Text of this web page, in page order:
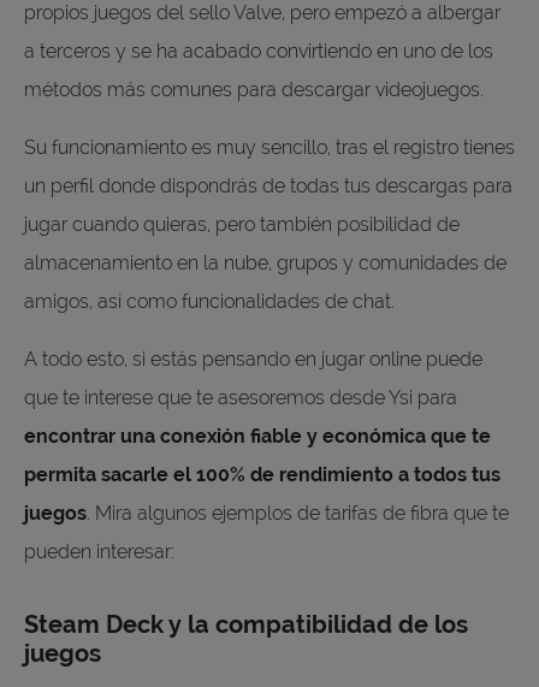
propios juegos del sello Valve, pero empezó a albergar
a terceros y se ha acabado convirtiendo en uno de los
métodos más comunes para descargar videojuegos.
Su funcionamiento es muy sencillo, tras el registro tienes
un perfil donde dispondrás de todas tus descargas para
jugar cuando quieras, pero también posibilidad de
almacenamiento en la nube, grupos y comunidades de
amigos, así como funcionalidades de chat.
A todo esto, si estás pensando en jugar online puede
que te interese que te asesoremos desde Ysi para
encontrar una conexión fiable y económica que te
permita sacarle el 100% de rendimiento a todos tus
juegos. Mira algunos ejemplos de tarifas de fibra que te
pueden interesar:
Steam Deck y la compatibilidad de los
juegos